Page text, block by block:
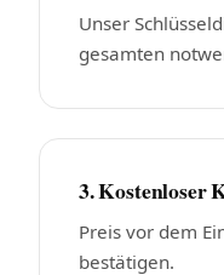
Unser
gesamten
3. Kostenloser
Preis vor dem
bestätigen.